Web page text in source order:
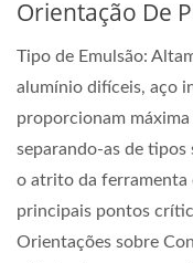
Orientação De
Tipo de Emulsão:
alumínio difíceis, aço
proporcionam
separando-as de
o atrito da ferramenta
principais pontos
Orientações sobre